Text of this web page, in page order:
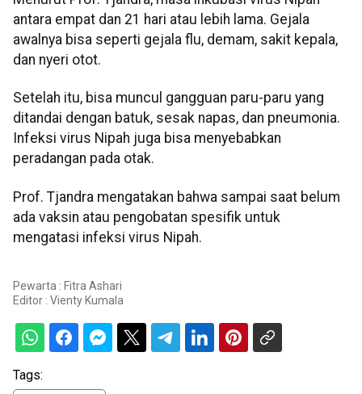
antara empat dan 21 hari atau lebih lama. Gejala
awalnya bisa seperti gejala flu, demam, sakit kepala,
dan nyeri otot.
Setelah itu, bisa muncul gangguan paru-paru yang
ditandai dengan batuk, sesak napas, dan pneumonia.
Infeksi virus Nipah juga bisa menyebabkan
peradangan pada otak.
Prof. Tjandra mengatakan bahwa sampai saat belum
ada vaksin atau pengobatan spesifik untuk
mengatasi infeksi virus Nipah.
Pewarta : Fitra Ashari
Editor : Vienty Kumala
Tags: